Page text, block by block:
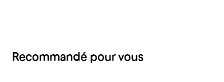
Recommandé pour vous